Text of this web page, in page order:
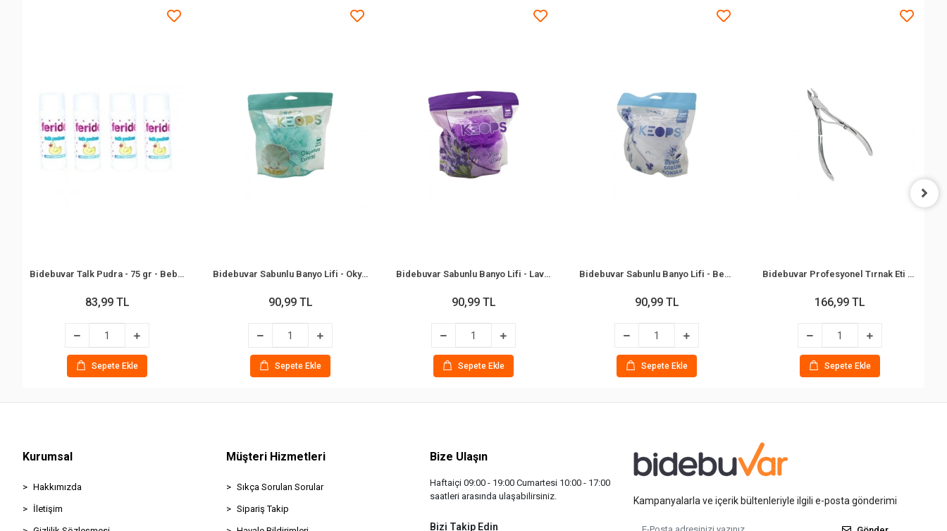
Bidebuvar Talk Pudra - 75 gr - Bebek ve Çocuklar İçin
83,99 TL
Sepete Ekle
Bidebuvar Sabunlu Banyo Lifi - Okyanus Kokulu
90,99 TL
Sepete Ekle
Bidebuvar Sabunlu Banyo Lifi - Lavanta Kokulu
90,99 TL
Sepete Ekle
Bidebuvar Sabunlu Banyo Lifi - Beyaz Sabun Kokulu
90,99 TL
Sepete Ekle
Bidebuvar Profesyonel Tırnak Eti Pensi - Manikür Pedikür Makası - Metal
166,99 TL
Sepete Ekle
Kurumsal
Hakkımızda
İletişim
Müşteri Hizmetleri
Sıkça Sorulan Sorular
Sipariş Takip
Bize Ulaşın
Haftaiçi 09:00 - 19:00 Cumartesi 10:00 - 17:00
saatleri arasında ulaşabilirsiniz.
Bizi Takip Edin
Kampanyalarla ve içerik bültenleriyle ilgili e-posta gönderimi